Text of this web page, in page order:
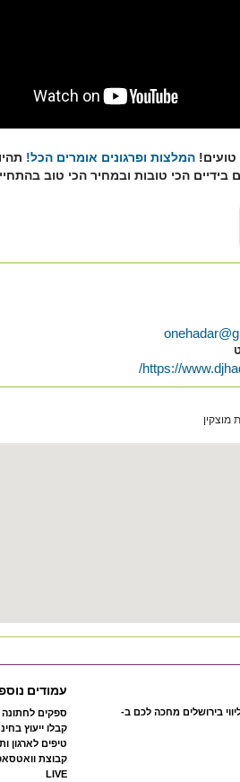
טועים! המלצות ופרגונים אומרים הכל!
בידיים הכי טובות ובמחיר הכי טוב
https://
בירושלים מחכה לכם ב-
עמודים
ספקים לחתונה
קבלו ייעוץ
טיפים לארגון
קבוצת
LIVE